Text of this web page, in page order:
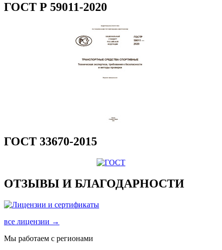
ГОСТ Р 59011-2020
ГОСТ 33670-2015
ОТЗЫВЫ И БЛАГОДАРНОСТИ
все лицензии →
Мы работаем с регионами